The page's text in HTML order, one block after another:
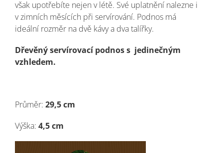
však upotřebíte nejen v létě. Své uplatnění nalezne i
v zimních měsících při servírování. Podnos má
ideální rozměr na dvě kávy a dva talířky.
Dřevěný servírovací podnos s jedinečným
vzhledem.
Průměr: 29,5 cm
Výška: 4,5 cm